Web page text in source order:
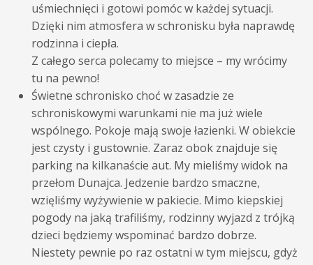
uśmiechnięci i gotowi pomóc w każdej sytuacji.
Dzięki nim atmosfera w schronisku była naprawdę
rodzinna i ciepła.
Z całego serca polecamy to miejsce – my wrócimy
tu na pewno!
Świetne schronisko choć w zasadzie ze
schroniskowymi warunkami nie ma już wiele
wspólnego. Pokoje mają swoje łazienki. W obiekcie
jest czysty i gustownie. Zaraz obok znajduje się
parking na kilkanaście aut. My mieliśmy widok na
przełom Dunajca. Jedzenie bardzo smaczne,
wzięliśmy wyżywienie w pakiecie. Mimo kiepskiej
pogody na jaką trafiliśmy, rodzinny wyjazd z trójką
dzieci będziemy wspominać bardzo dobrze.
Niestety pewnie po raz ostatni w tym miejscu, gdyż